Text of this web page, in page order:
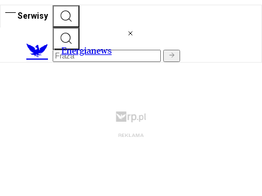
Serwisy
Energianews